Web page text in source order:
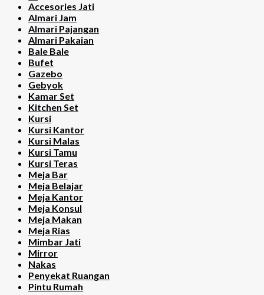
Accesories Jati
Almari Jam
Almari Pajangan
Almari Pakaian
Bale Bale
Bufet
Gazebo
Gebyok
Kamar Set
Kitchen Set
Kursi
Kursi Kantor
Kursi Malas
Kursi Tamu
Kursi Teras
Meja Bar
Meja Belajar
Meja Kantor
Meja Konsul
Meja Makan
Meja Rias
Mimbar Jati
Mirror
Nakas
Penyekat Ruangan
Pintu Rumah